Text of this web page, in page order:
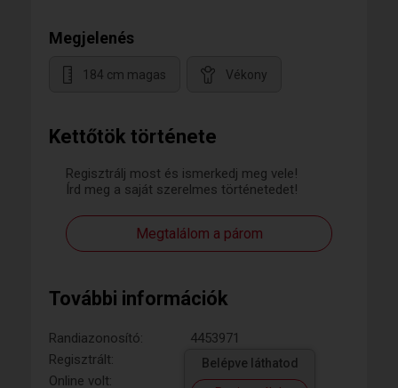
Kettőtök története
Regisztrálj most és ismerkedj meg vele!
Írd meg a saját szerelmes történetedet!
Megtalálom a párom
További információk
Randiazonosító:
4453971
Regisztrált:
Online volt:
Belépve láthatod
Megjelenés
184 cm magas Vékony